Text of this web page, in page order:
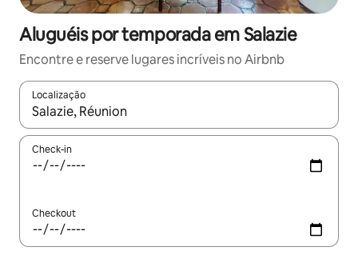
Aluguéis por temporada em Salazie
Encontre e reserve lugares incríveis no Airbnb
Localização
Quando os resultados estiverem disponíveis, explore-os
Check-in
Checkout